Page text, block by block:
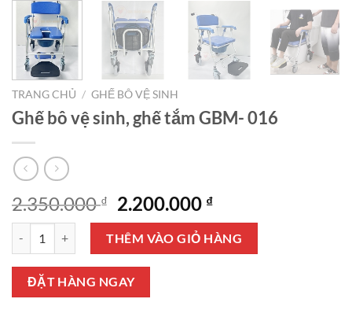
TRANG CHỦ / GHẾ BÔ VỆ SINH
Ghế bô vệ sinh, ghế tắm GBM- 016
2.350.000₫
Giá
gốc
là:
2.350.000 ₫.
2.200.000 ₫Giá
hiện
tại
là:
Ghế bô vệ sinh, ghế tắm GBM- 016 số lượng
THÊM VÀO GIỎ HÀNG
ĐẶT HÀNG NGAY